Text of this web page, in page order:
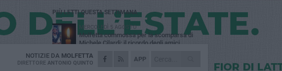
APP
NOTIZIE DA MOLFETTA
DIRETTORE ANTONIO QUINTO
PIÙ LETTI QUESTA SETTIMANA
MERCOLEDÌ 5 AGOSTO
Molfetta commossa per la scomparsa di
Michele Cilardi: il ricordo degli amici
VENERDÌ 31 LUGLIO
TARI 2026, il Sindaco anticipa gli aumenti: